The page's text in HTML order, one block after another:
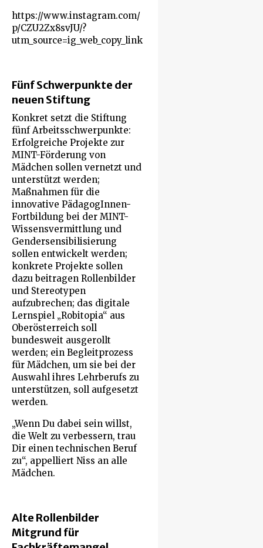
https://www.instagram.com/
p/CZU2Zx8svJU/?
utm_source=ig_web_copy_link
Fünf Schwerpunkte der
neuen Stiftung
Konkret setzt die Stiftung
fünf Arbeitsschwerpunkte:
Erfolgreiche Projekte zur
MINT-Förderung von
Mädchen sollen vernetzt und
unterstützt werden;
Maßnahmen für die
innovative PädagogInnen-
Fortbildung bei der MINT-
Wissensvermittlung und
Gendersensibilisierung
sollen entwickelt werden;
konkrete Projekte sollen
dazu beitragen Rollenbilder
und Stereotypen
aufzubrechen; das digitale
Lernspiel „Robitopia“ aus
Oberösterreich soll
bundesweit ausgerollt
werden; ein Begleitprozess
für Mädchen, um sie bei der
Auswahl ihres Lehrberufs zu
unterstützen, soll aufgesetzt
werden.
„Wenn Du dabei sein willst,
die Welt zu verbessern, trau
Dir einen technischen Beruf
zu“, appelliert Niss an alle
Mädchen.
Alte Rollenbilder
Mitgrund für